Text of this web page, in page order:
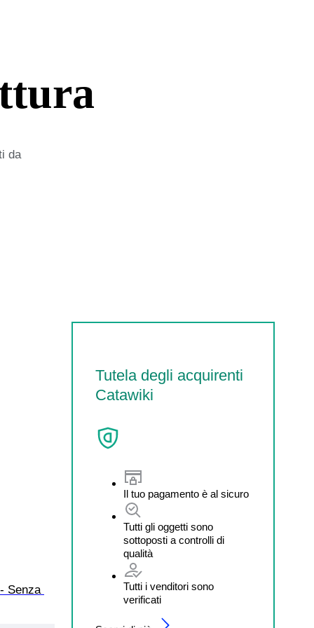
da
Tutela degli acquirenti
Catawiki
Il tuo pagamento è al sicuro
Tutti gli oggetti sono
sottoposti a controlli di
qualità
Tutti i venditori sono
verificati
Senza